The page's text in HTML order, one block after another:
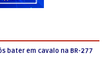
bater em cavalo na BR-277